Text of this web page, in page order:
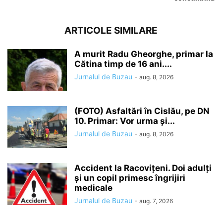
ARTICOLE SIMILARE
A murit Radu Gheorghe, primar la
Cătina timp de 16 ani....
Jurnalul de Buzau - aug. 8, 2026
(FOTO) Asfaltări în Cislău, pe DN
10. Primar: Vor urma și...
Jurnalul de Buzau - aug. 8, 2026
Accident la Racovițeni. Doi adulți
și un copil primesc îngrijiri
medicale
Jurnalul de Buzau - aug. 7, 2026